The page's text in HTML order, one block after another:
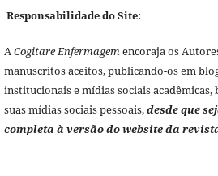
Responsabilidade do Site:
ACogitare Enfermagemencoraja os
manuscritos aceitos, publicando-os em
institucionais e mídias sociais acadêmicas,
suas mídias sociais pessoais,desde que
completa à versão do website da